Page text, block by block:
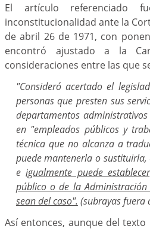
El artículo referenciado
inconstitucionalidad ante la
de abril 26 de 1971, con
encontró ajustado a la
consideraciones entre las que
"Consideró acertado el
personas que presten sus
departamentos
en "empleados públicos y
técnica que no alcanza a
puede mantenerla o
eigualmente puede
público o de la
sean del caso". (subrayas fuera
Así entonces, aunque del